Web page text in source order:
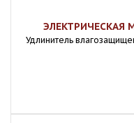
ЭЛЕКТРИЧЕСКАЯ
Удлинитель